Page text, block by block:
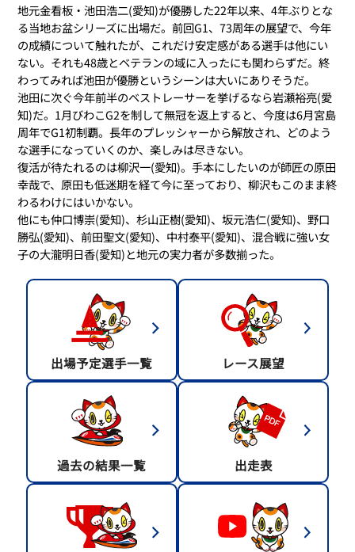
地元金看板・池田浩二(愛知)が優勝した22年以来、4年ぶりとな
る当地お盆シリーズに出場だ。前回G1、73周年の展望で、今年
の成績について触れたが、これだけ安定感がある選手は他にい
ない。それも48歳とベテランの域に入ったにも関わらずだ。終
わってみれば池田が優勝というシーンは大いにありそうだ。
池田に次ぐ今年前半のベストレーサーを挙げるなら岩瀬裕亮(愛
知)だ。1月びわこG2を制して無冠を返上すると、今度は6月宮島
周年でG1初制覇。長年のプレッシャーから解放され、どのよう
な選手になっていくのか、楽しみは尽きない。
復活が待たれるのは柳沢一(愛知)。手本にしたいのが師匠の原田
幸哉で、原田も低迷期を経て今に至っており、柳沢もこのまま終
わるわけにはいかない。
他にも仲口博崇(愛知)、杉山正樹(愛知)、坂元浩仁(愛知)、野口
勝弘(愛知)、前田聖文(愛知)、中村泰平(愛知)、混合戦に強い女
子の大瀧明日香(愛知)と地元の実力者が多数揃った。
出場予定選手一覧 レース展望
過去の結果一覧 出走表